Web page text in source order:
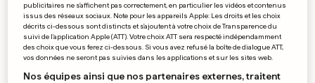
PAYS-BAS
Deux blessés dans des
attaques au couteau à
Rotterdam
0
publicitaires ne s'affichent pas correctement, en particulier les vidéos et contenus
issus des réseaux sociaux. Note pour les appareils Apple: Les droits et les choix
décrits ci-dessous sont distincts et s'ajoutent à votre choix de Transparence du
suivi de l'application Apple (ATT). Votre choix ATT sera respecté indépendamment
des choix que vous ferez ci-dessous. Si vous avez refusé la boîte de dialogue ATT,
vos données ne seront pas suivies dans les applications et sur les sites web.
Nos équipes ainsi que nos partenaires externes, traitent